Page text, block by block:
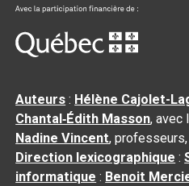
Auteurs : Hélène Cajolet-
Chantal‑Édith Masson, avec
Nadine Vincent,
Direction lexicographique :
informatique : Benoit